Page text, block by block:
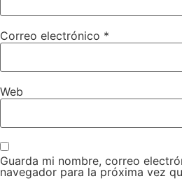
Correo electrónico *
Web
Guarda mi nombre, correo
navegador para la próxima vez